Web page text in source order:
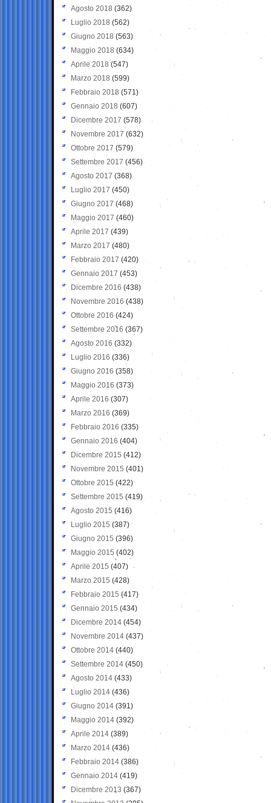
Agosto 2018 (362)
Luglio 2018 (562)
Giugno 2018 (563)
Maggio 2018 (634)
Aprile 2018 (547)
Marzo 2018 (599)
Febbraio 2018 (571)
Gennaio 2018 (607)
Dicembre 2017 (578)
Novembre 2017 (632)
Ottobre 2017 (579)
Settembre 2017 (456)
Agosto 2017 (368)
Luglio 2017 (450)
Giugno 2017 (468)
Maggio 2017 (460)
Aprile 2017 (439)
Marzo 2017 (480)
Febbraio 2017 (420)
Gennaio 2017 (453)
Dicembre 2016 (438)
Novembre 2016 (438)
Ottobre 2016 (424)
Settembre 2016 (367)
Agosto 2016 (332)
Luglio 2016 (336)
Giugno 2016 (358)
Maggio 2016 (373)
Aprile 2016 (307)
Marzo 2016 (369)
Febbraio 2016 (335)
Gennaio 2016 (404)
Dicembre 2015 (412)
Novembre 2015 (401)
Ottobre 2015 (422)
Settembre 2015 (419)
Agosto 2015 (416)
Luglio 2015 (387)
Giugno 2015 (396)
Maggio 2015 (402)
Aprile 2015 (407)
Marzo 2015 (428)
Febbraio 2015 (417)
Gennaio 2015 (434)
Dicembre 2014 (454)
Novembre 2014 (437)
Ottobre 2014 (440)
Settembre 2014 (450)
Agosto 2014 (433)
Luglio 2014 (436)
Giugno 2014 (391)
Maggio 2014 (392)
Aprile 2014 (389)
Marzo 2014 (436)
Febbraio 2014 (386)
Gennaio 2014 (419)
Dicembre 2013 (367)